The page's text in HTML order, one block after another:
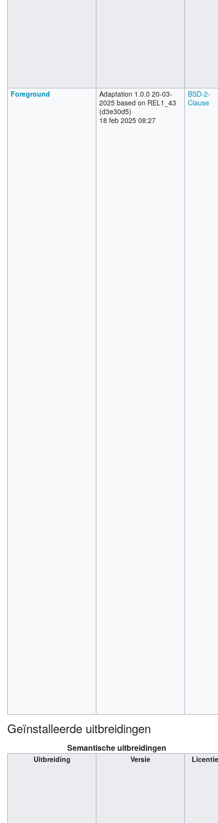
Foreground
Adaptation 1.0.0 20-03-
2025 based on REL1_43
(d3e30d5)
18 feb 2025 08:27
BSD-2-
Clause
Geïnstalleerde uitbreidingen
Semantische uitbreidingen
Uitbreiding Versie Licentie